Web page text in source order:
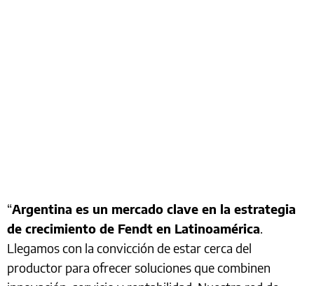
“Argentina es un mercado clave en la estrategia
de crecimiento de Fendt en Latinoamérica.
Llegamos con la convicción de estar cerca del
productor para ofrecer soluciones que combinen